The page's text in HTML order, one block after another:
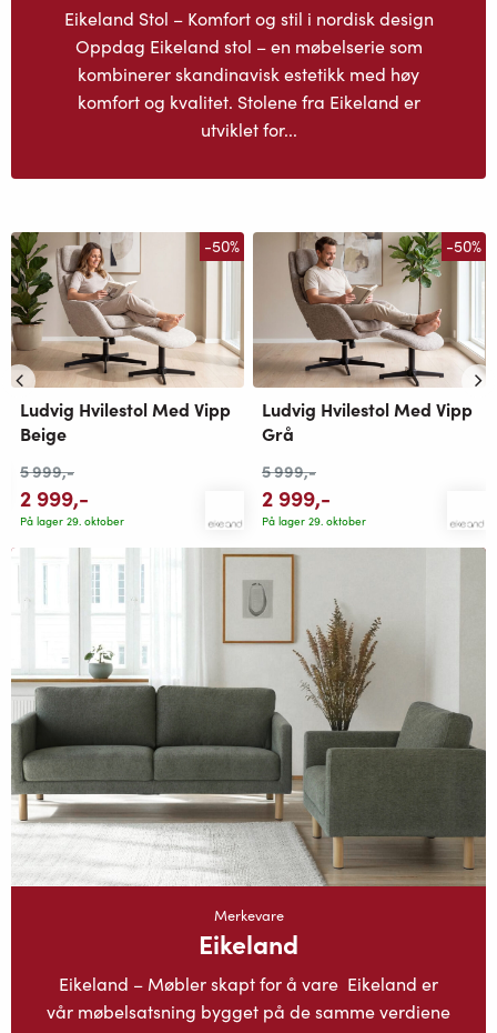
Eikeland Stol – Komfort og stil i nordisk design
Oppdag Eikeland stol – en møbelserie som
kombinerer skandinavisk estetikk med høy
komfort og kvalitet. Stolene fra Eikeland er
utviklet for...
-50%
Ludvig Hvilestol Med Vipp
Beige
5 999,-
2 999,-
På lager 29. oktober
-50%
Ludvig Hvilestol Med Vipp
Grå
5 999,-
2 999,-
På lager 29. oktober
Merkevare
Eikeland
Eikeland – Møbler skapt for å vare Eikeland er
vår møbelsatsning bygget på de samme verdiene